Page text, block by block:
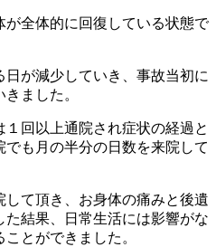
全体的に回復している状態で
が減少していき、事故当初に
ました。
回以上通院され症状の経過と
でも月の半分の日数を来院して
て頂き、お身体の痛みと後遺
結果、日常生活には影響がな
とができました。